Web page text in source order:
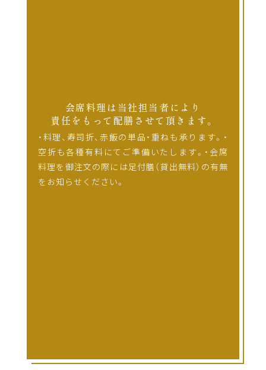
会席料理は当社担当者により
責任をもって配膳させて頂きます。
・料理、寿司折、赤飯の単品・重ねも承ります。・
空折も各種有料にてご準備いたします。・会席
料理を御注文の際には足付膳（貸出無料）の有無
をお知らせください。